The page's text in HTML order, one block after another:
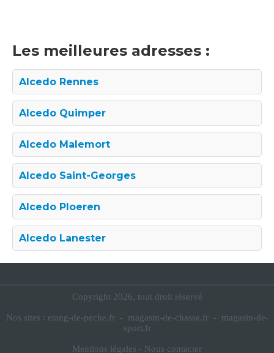
Les meilleures adresses :
Alcedo Rennes
Alcedo Quimper
Alcedo Malemort
Alcedo Saint-Georges
Alcedo Ploeren
Alcedo Lanester
Copyright 2026, tout droit réservé
Nos sites : etang-de-peche.fr- magasin-de-chasse.fr- magasin-de-
sport.fr
Mentions légales - Nous contacter